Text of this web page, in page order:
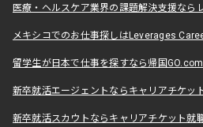
医療・ヘルスケア業界の課題解決支援なら
メキシコでのお仕事探しはLeverages
留学生が日本で仕事を探すなら帰国GO.com
新卒就活エージェントならキャリアチケッ
新卒就活スカウトならキャリアチケット就